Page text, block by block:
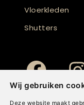
Wij gebruiken
Deze website maakt
Vloerkleden
Shutters